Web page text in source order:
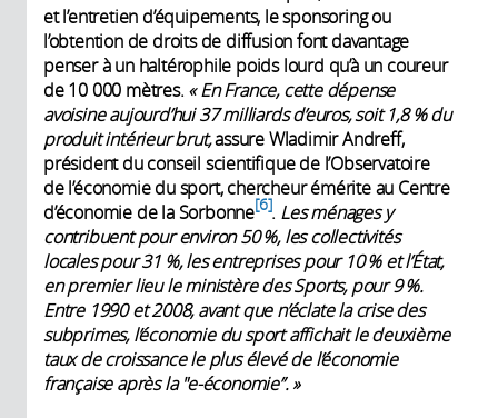
et l’entretien d’équipements, le sponsoring ou
l’obtention de droits de diffusion font davantage
penser à un haltérophile poids lourd qu’à un coureur
de 10 000 mètres. « En France, cette dépense
avoisine aujourd’hui 37 milliards d’euros, soit 1,8 % du
produit intérieur brut,assure Wladimir Andreff,
président du conseil scientifique de l’Observatoire
de l’économie du sport, chercheur émérite au Centre
d’économie de la Sorbonne 6 . Les ménages y
contribuent pour environ 50 %, les collectivités
locales pour 31 %, les entreprises pour 10 % et l’État,
en premier lieu le ministère des Sports, pour 9 %.
Entre 1990 et 2008, avant que n’éclate la crise des
subprimes, l’économie du sport affichait le deuxième
taux de croissance le plus élevé de l’économie
française après la "e-économie”.»